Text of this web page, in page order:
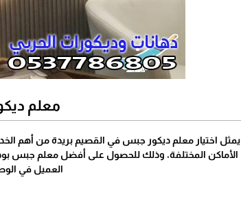
معلم ديكور
يمثل اختيار معلم ديكور جبس في القصيم بريدة من أهم
الأماكن المختلفة، وذلك للحصول على أفضل معلم جبس
العميل في